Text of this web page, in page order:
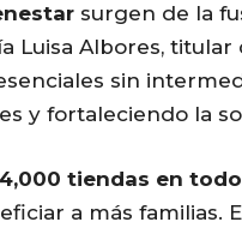
surgen de la
Luisa Albores,
sin
y fortaleciendo la
tiendas en
a más familias.